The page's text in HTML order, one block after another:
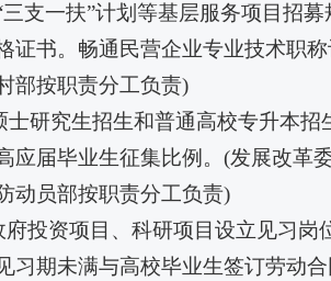
支一扶”计划等基层服务项目招
证书。畅通民营企业专业技术职
部按职责分工负责)
研究生招生和普通高校专升本招
应届毕业生征集比例。(发展改革
动员部按职责分工负责)
投资项目、科研项目设立见习岗
习期未满与高校毕业生签订劳动